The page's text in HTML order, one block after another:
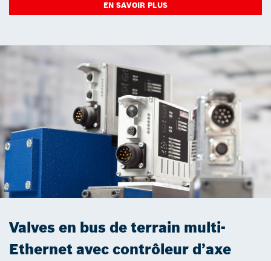
EN SAVOIR PLUS
Valves en bus de terrain multi-
Ethernet avec contrôleur d’axe